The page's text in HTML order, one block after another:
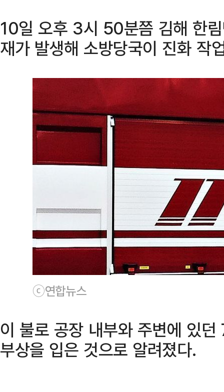
10일 오후 3시 50분쯤 김해 한
재가 발생해 소방당국이 진화 작
ⓒ연합뉴스
이 불로 공장 내부와 주변에 있
부상을 입은 것으로 알려졌다.